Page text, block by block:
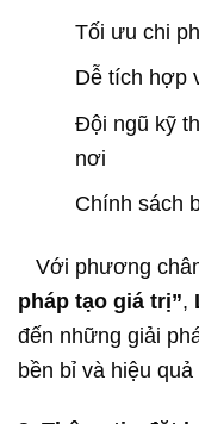
Tối ưu chi
Dễ tích hợp
Đội ngũ kỹ
nơi
Chính sách
Với phương
pháp tạo giá trị”,
đến những giải
bền bỉ và hiệu